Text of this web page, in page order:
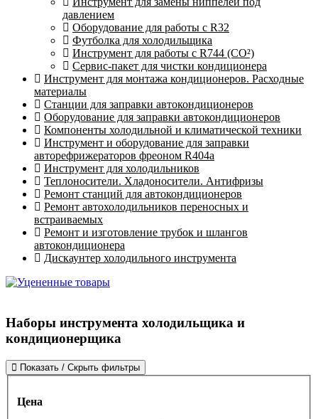
давлением
Оборудование для работы с R32
Футболка для холодильщика
Инструмент для работы с R744 (CO²)
Сервис-пакет для чистки кондиционера
Инструмент для монтажа кондиционеров. Расходные
материалы
Станции для заправки автокондиционеров
Оборудование для заправки автокондиционеров
Компоненты холодильной и климатической техники
Инструмент и оборудование для заправки
авторефрижераторов фреоном R404a
Инструмент для холодильников
Теплоносители. Хладоносители. Антифризы
Ремонт станций для автокондиционеров
Ремонт автохолодильников переносных и
встраиваемых
Ремонт и изготовление трубок и шлангов
автокондиционера
Дискаунтер холодильного инструмента
Наборы инструмента холодильщика и
кондиционерщика
Показать / Скрыть фильтры
Цена